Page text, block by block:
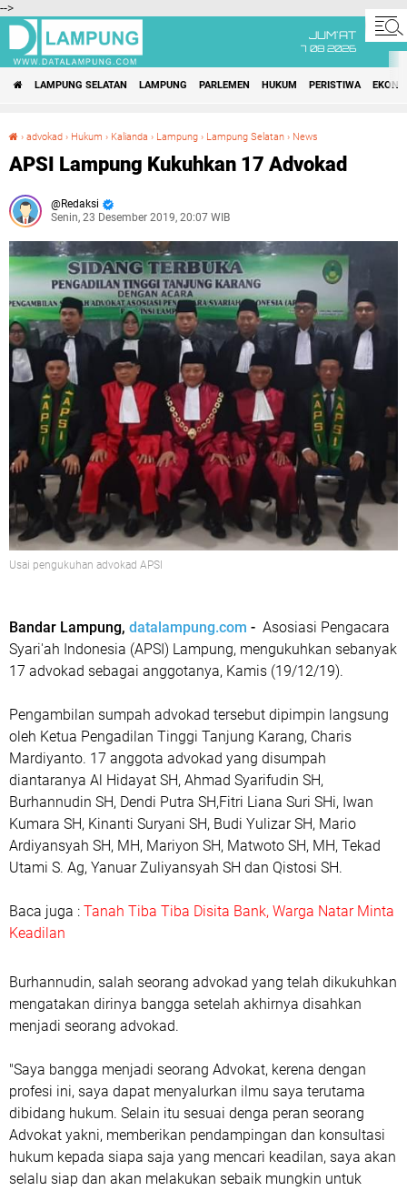
-->
JUM'AT
7 08 2026
LAMPUNG SELATAN LAMPUNG PARLEMEN HUKUM PERISTIWA
› advokad › Hukum › Kalianda › Lampung › Lampung Selatan › News
APSI Lampung Kukuhkan 17 Advokad
Redaksi
Senin, 23 Desember 2019, 20:07 WIB
Usai pengukuhan advokad APSI
Bandar Lampung, datalampung.com - Asosiasi Pengacara
Syari'ah Indonesia (APSI) Lampung, mengukuhkan sebanyak
17 advokad sebagai anggotanya, Kamis (19/12/19).
Pengambilan sumpah advokad tersebut dipimpin langsung
oleh Ketua Pengadilan Tinggi Tanjung Karang, Charis
Mardiyanto. 17 anggota advokad yang disumpah
diantaranya Al Hidayat SH, Ahmad Syarifudin SH,
Burhannudin SH, Dendi Putra SH,Fitri Liana Suri SHi, Iwan
Kumara SH, Kinanti Suryani SH, Budi Yulizar SH, Mario
Ardiyansyah SH, MH, Mariyon SH, Matwoto SH, MH, Tekad
Utami S. Ag, Yanuar Zuliyansyah SH dan Qistosi SH.
Baca juga : Tanah Tiba Tiba Disita Bank, Warga Natar Minta
Keadilan
Burhannudin, salah seorang advokad yang telah dikukuhkan
mengatakan dirinya bangga setelah akhirnya disahkan
menjadi seorang advokad.
"Saya bangga menjadi seorang Advokat, kerena dengan
profesi ini, saya dapat menyalurkan ilmu saya terutama
dibidang hukum. Selain itu sesuai denga peran seorang
Advokat yakni, memberikan pendampingan dan konsultasi
hukum kepada siapa saja yang mencari keadilan, saya akan
selalu siap dan akan melakukan sebaik mungkin untuk